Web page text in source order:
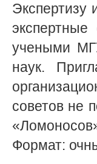
Экспертизу
учеными
наук.
советов не
Формат: